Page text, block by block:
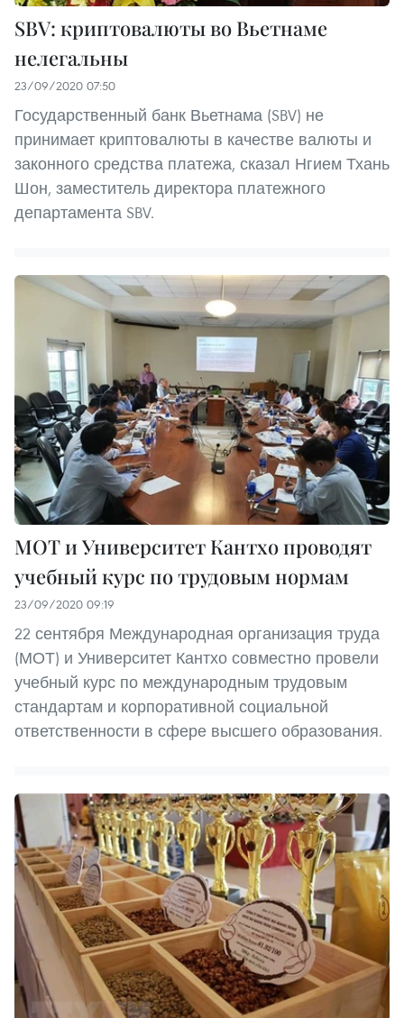
SBV: криптовалюты во Вьетнаме
нелегальны
23/09/2020 07:50
Государственный банк Вьетнама (SBV) не
принимает криптовалюты в качестве валюты и
законного средства платежа, сказал Нгием Тхань
Шон, заместитель директора платежного
департамента SBV.
МОТ и Университет Кантхо проводят
учебный курс по трудовым нормам
23/09/2020 09:19
22 сентября Международная организация труда
(МОТ) и Университет Кантхо совместно провели
учебный курс по международным трудовым
стандартам и корпоративной социальной
ответственности в сфере высшего образования.